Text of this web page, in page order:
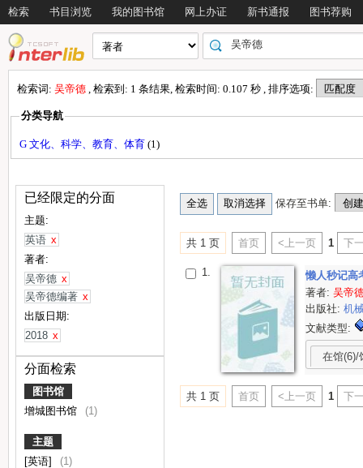
检索 书目浏览 我的图书馆 网上办证 新书通报 图书荐购
检索词: 吴帝德 , 检索到: 1 条结果, 检索时间: 0.107 秒 , 排序选项:
分类导航
G 文化、科学、教育、体育 (1)
已经限定的分面
主题:
英语 x
著者:
吴帝德 x
吴帝德编著 x
出版日期:
2018 x
分面检索
图书馆
增城图书馆
(1)
主题
[英语]
(1)
保存至书单:
共 1 页 首页 <上一页 1 下
1.
懒人秒记高
著者:吴帝
出版社:机
文献类型:
在馆(6)/
共 1 页 首页 <上一页 1 下